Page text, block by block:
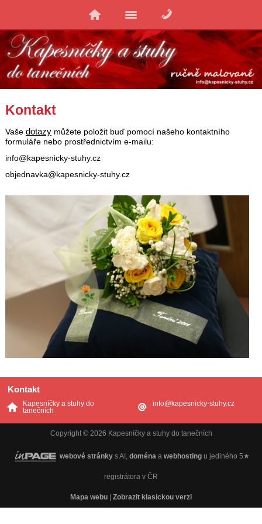
Kontakt
Vaše dotazymůžete položit buď pomocí našeho kontaktního
formuláře nebo prostřednictvím e-mailu:
info@kapesnicky-stuhy.cz
objednavka@kapesnicky-stuhy.cz
Kontakt
Kapesníčky a stuhy do
tanečních
info@kapesnicky-stuhy.cz
Copyright © 2026 Kapesníčky a stuhy do tanečních
webové stránky s AI, doména a webhosting u jediného 5★
registrátora v ČR
Mapa webu Zobrazit klasickou verzi